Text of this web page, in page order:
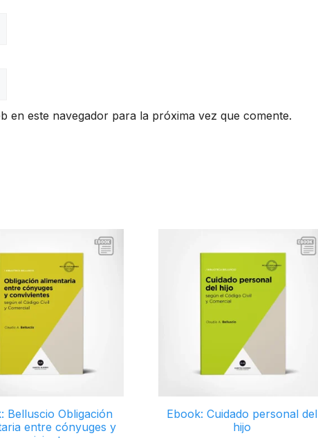
en este navegador para la próxima vez que comente.
Belluscio Obligación
entre cónyuges y
Ebook: Cuidado personal del
hijo